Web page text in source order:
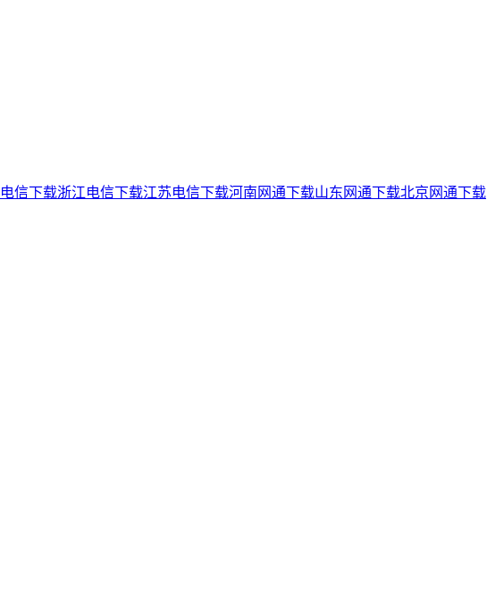
信下载浙江电信下载江苏电信下载河南网通下载山东网通下载北京网通下载